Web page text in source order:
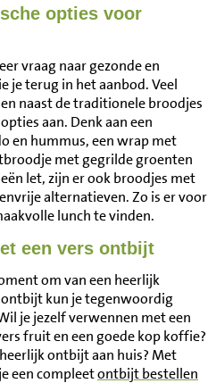
opties voor
vraag naar gezonde en
je terug in het aanbod. Veel
naast de traditionele broodjes
aan. Denk aan een
en hummus, een wrap met
met gegrilde groenten
let, zijn er ook broodjes met
alternatieven. Zo is er voor
lunch te vinden.
een vers ontbijt
om van een heerlijk
kun je tegenwoordig
je jezelf verwennen met een
fruit en een goede kop koffie?
ontbijt aan huis? Met
een compleetontbijt bestellen